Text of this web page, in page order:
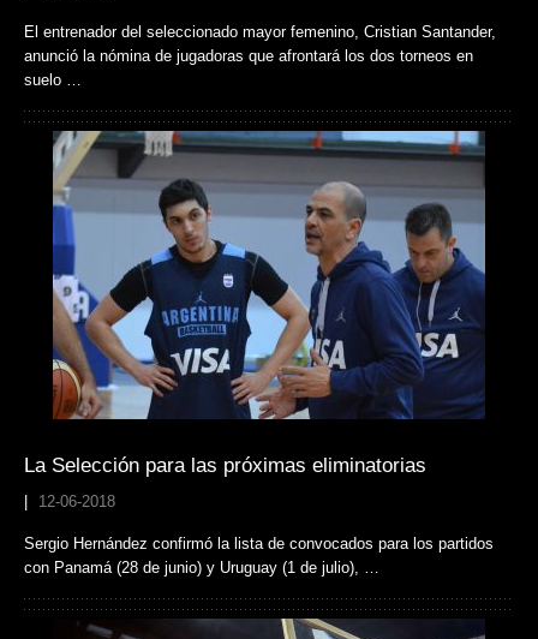
El entrenador del seleccionado mayor femenino, Cristian Santander,
anunció la nómina de jugadoras que afrontará los dos torneos en
suelo …
La Selección para las próximas eliminatorias
12-06-2018
Sergio Hernández confirmó la lista de convocados para los partidos
con Panamá (28 de junio) y Uruguay (1 de julio), …